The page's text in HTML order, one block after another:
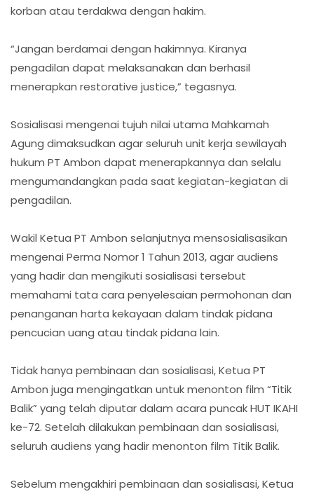
korban atau terdakwa dengan hakim.
“Jangan berdamai dengan hakimnya. Kiranya
pengadilan dapat melaksanakan dan berhasil
menerapkan restorative justice,” tegasnya.
Sosialisasi mengenai tujuh nilai utama Mahkamah
Agung dimaksudkan agar seluruh unit kerja sewilayah
hukum PT Ambon dapat menerapkannya dan selalu
mengumandangkan pada saat kegiatan-kegiatan di
pengadilan.
Wakil Ketua PT Ambon selanjutnya mensosialisasikan
mengenai Perma Nomor 1 Tahun 2013, agar audiens
yang hadir dan mengikuti sosialisasi tersebut
memahami tata cara penyelesaian permohonan dan
penanganan harta kekayaan dalam tindak pidana
pencucian uang atau tindak pidana lain.
Tidak hanya pembinaan dan sosialisasi, Ketua PT
Ambon juga mengingatkan untuk menonton film “Titik
Balik” yang telah diputar dalam acara puncak HUT IKAHI
ke-72. Setelah dilakukan pembinaan dan sosialisasi,
seluruh audiens yang hadir menonton film Titik Balik.
Sebelum mengakhiri pembinaan dan sosialisasi, Ketua